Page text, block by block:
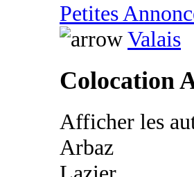
Petites
Valais
Colocation
Afficher les
Arbaz